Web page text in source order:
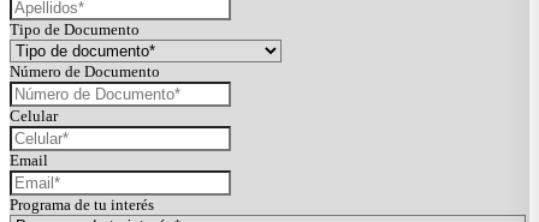
Tipo de Documento
Número de Documento
Celular
Email
Programa de tu interés